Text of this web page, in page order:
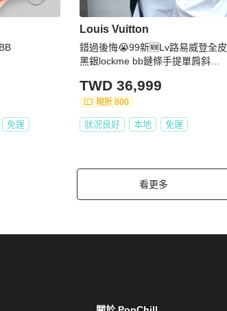
免運
Louis Vuitton
錯過後悔😭99新🆕Lv路易威登全皮
黑銀lockme bb鏈條手提單肩斜挎
TWD 36,999
現折 800
狀況良好 本地 免運
看更多